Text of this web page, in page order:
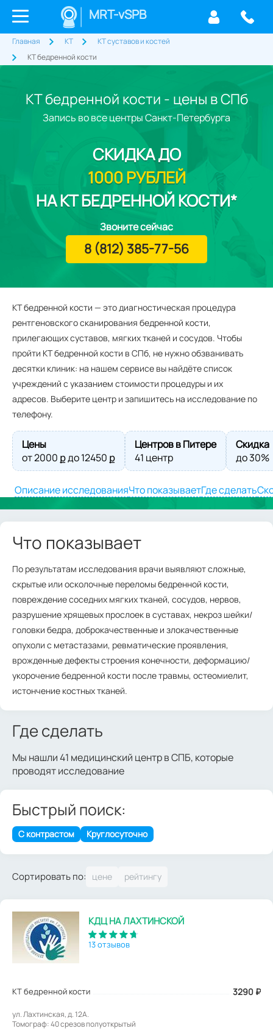
MRT-vSPB
Главная КТ
КТ суставов и костей
КТ бедренной кости
КТ бедренной кости - цены в СПб
КТ бедренной кости — это диагностическая процедура
рентгеновского сканирования бедренной кости,
прилегающих суставов, мягких тканей и сосудов. Чтобы
пройти КТ бедренной кости в СПб, не нужно обзванивать
десятки клиник: на нашем сервисе вы найдёте список
учреждений с указанием стоимости процедуры и их
адресов. Выберите центр и запишитесь на исследование по
телефону.
Цены
от2000 ք до12450 ք
Центров в Питере
41 центр
Скидка
до 30%
Описание исследованияЧто показываетГде сделать
Запись во все центры Санкт-Петербурга
СКИДКАДО
1000 РУБЛЕЙ
НА КТ БЕДРЕННОЙ КОСТИ*
Звоните сейчас
8 (812) 385-77-56
Что показывает
По результатам исследования врачи выявляют сложные,
скрытые или осколочные переломы бедренной кости,
повреждение соседних мягких тканей, сосудов, нервов,
разрушение хрящевых прослоек в суставах, некроз шейки/
головки бедра, доброкачественные и злокачественные
опухоли с метастазами, ревматические проявления,
врожденные дефекты строения конечности, деформацию/
укорочение бедренной кости после травмы, остеомиелит,
истончение костных тканей.
Где сделать
Мы нашли 41 медицинский центр в СПБ, которые
проводят исследование
Быстрый поиск:
С контрастом Круглосуточно
Сортировать по:
КДЦ НА ЛАХТИНСКОЙ
13 отзывов
КТ бедренной кости 3290 ₽
ул. Лахтинская, д. 12А.
Томограф: 40 срезов полуоткрытый